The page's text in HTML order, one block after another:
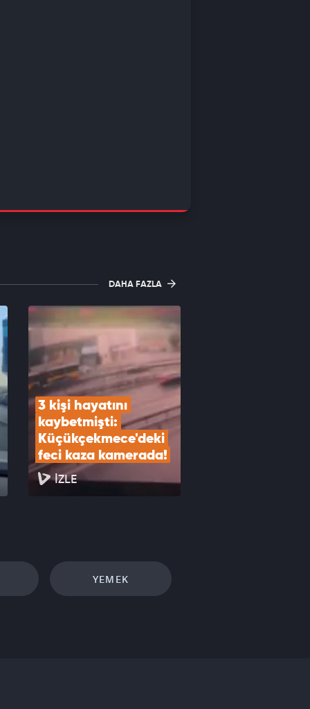
DAHA FAZLA
3 kişi hayatını
kaybetmişti:
Küçükçekmece'deki
feci kaza kamerada!
İZLE
YEMEK